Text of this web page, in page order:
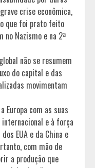
crise econômica,
que foi prato feito
no Nazismo e na 2ª
não se resumem
do capital e das
movimentam
Europa com as suas
e à força
EUA e da China e
com mão de
a produção que